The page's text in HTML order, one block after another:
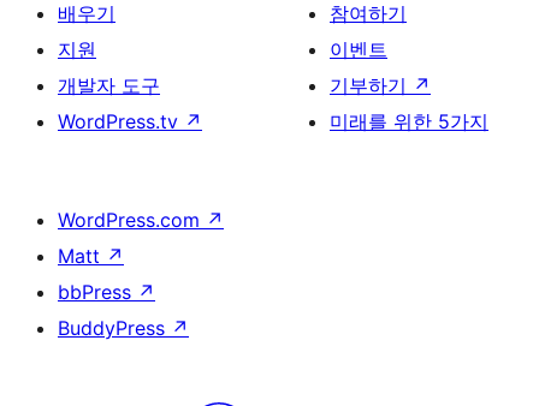
배우기
지원
개발자 도구
WordPress.tv ↗
참여하기
이벤트
기부하기 ↗
미래를 위한 5가지
WordPress.com ↗
Matt ↗
bbPress ↗
BuddyPress ↗